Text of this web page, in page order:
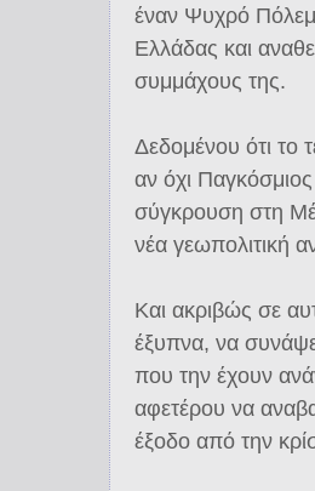
έναν Ψυχρό
Ελλάδας και
συμμάχους της.
Δεδομένου ότι το
αν όχι
σύγκρουση στη
νέα γεωπολιτική
Και ακριβώς σε
έξυπνα, να
που την έχουν
αφετέρου να
έξοδο από την